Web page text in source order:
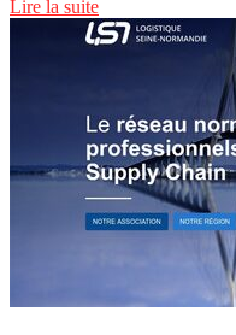
Lire la suite